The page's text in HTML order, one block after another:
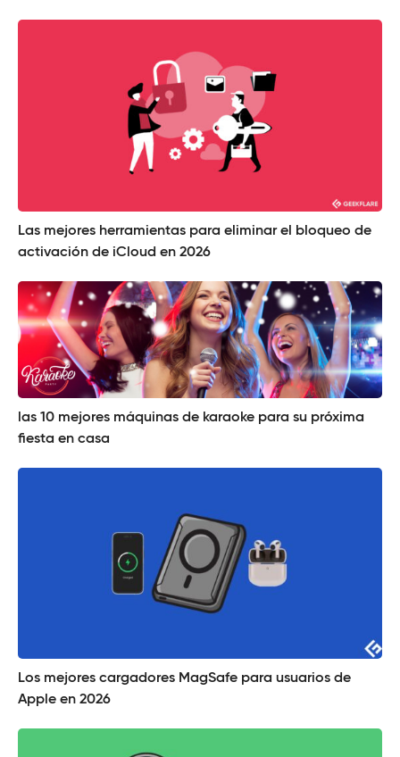
Las mejores herramientas para eliminar el bloqueo de
activación de iCloud en 2026
las 10 mejores máquinas de karaoke para su próxima
fiesta en casa
Los mejores cargadores MagSafe para usuarios de
Apple en 2026